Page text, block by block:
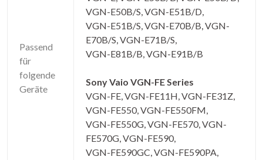
Passend
für
folgende
Geräte
VGN-E50B/S, VGN-E51B/D,
VGN-E51B/S, VGN-E70B/B, VGN-
E70B/S, VGN-E71B/S,
VGN-E81B/B, VGN-E91B/B
Sony Vaio VGN-FE Series
VGN-FE, VGN-FE11H, VGN-FE31Z,
VGN-FE550, VGN-FE550FM,
VGN-FE550G, VGN-FE570, VGN-
FE570G, VGN-FE590,
VGN-FE590GC, VGN-FE590PA,